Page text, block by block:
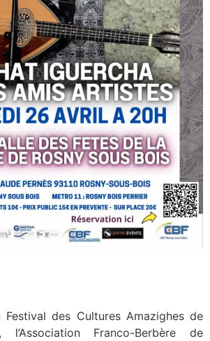
des Cultures Amazighes de
l’Association Franco-Berbère de